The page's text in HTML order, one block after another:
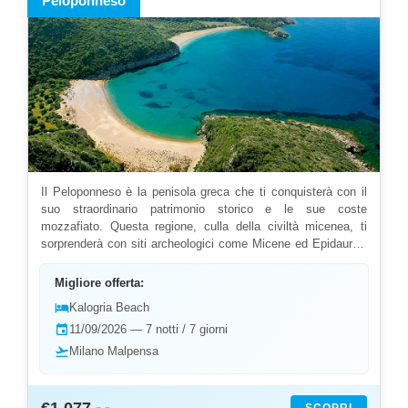
Il Peloponneso è la penisola greca che ti conquisterà con il
suo straordinario patrimonio storico e le sue coste
mozzafiato. Questa regione, culla della civiltà micenea, ti
sorprenderà con siti archeologici come Micene ed Epidauro ,
selezionato i migliori hotel dove vivere un'esperienza tra
visitare il teatro di Epidauro, rilassarti nelle spiagge di
Elafonissos e scoprire pittoreschi villaggi di pescatori. La
regione offre un perfetto mix di cultura e natura.
storia. Esplora l'antica Olimpia , culla dei giochi olimpici, e
Migliore offerta:
hotelKalogria Beach
event 11/09/2026 — 7 notti / 7 giorni
flight_takeoff Milano Malpensa